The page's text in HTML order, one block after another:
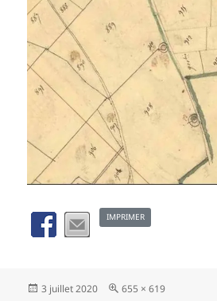
IMPRIMER
Publié
le
3 juillet 2020
Taille
655 × 619